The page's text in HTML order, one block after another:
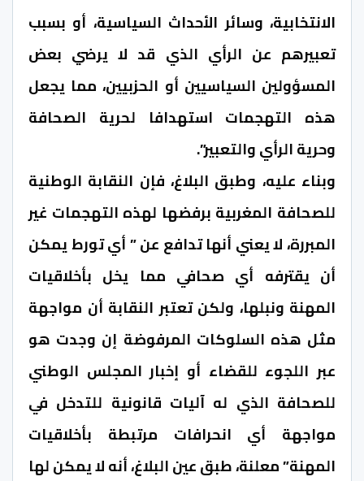
الانتخابية، وسائر الأحداث السياسية، أو بسبب
تعبيرهم عن الرأي الذي قد لا يرضي بعض
المسؤولين السياسيين أو الحزبيين، مما يجعل
هذه التهجمات استهدافا لحرية الصحافة
وحرية الرأي والتعبير”.
وبناء عليه، وطبق البلاغ، فإن النقابة الوطنية
للصحافة المغربية برفضها لهذه التهجمات غير
المبررة، لا يعني أنها تدافع عن ” أي تورط يمكن
أن يقترفه أي صحافي مما يخل بأخلاقيات
المهنة ونبلها، ولكن تعتبر النقابة أن مواجهة
مثل هذه السلوكات المرفوضة إن وجدت هو
عبر اللجوء للقضاء أو إخبار المجلس الوطني
للصحافة الذي له آليات قانونية للتدخل في
مواجهة أي انحرافات مرتبطة بأخلاقيات
المهنة” معلنة، طبق عين البلاغ، أنه لا يمكن لها